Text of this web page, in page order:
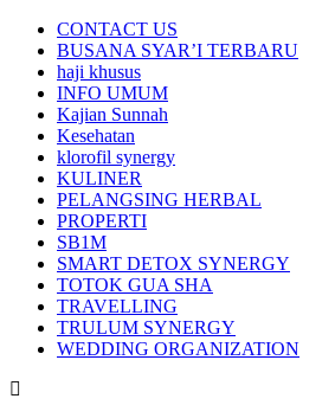
CONTACT US
BUSANA SYAR’I TERBARU
haji khusus
INFO UMUM
Kajian Sunnah
Kesehatan
klorofil synergy
KULINER
PELANGSING HERBAL
PROPERTI
SB1M
SMART DETOX SYNERGY
TOTOK GUA SHA
TRAVELLING
TRULUM SYNERGY
WEDDING ORGANIZATION